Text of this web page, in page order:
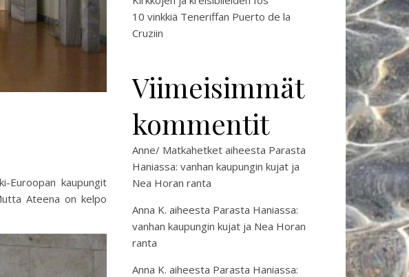
Euroopan kaupungit
Ateena on kelpo
10 vinkkiä Teneriffan Puerto de la
Cruziin
Viimeisimmät
kommentit
Anne/ Matkahetket aiheesta Parasta
Haniassa: vanhan kaupungin kujat ja
Nea Horan ranta
Anna K. aiheesta Parasta Haniassa:
vanhan kaupungin kujat ja Nea Horan
ranta
Anna K. aiheesta Parasta Haniassa: